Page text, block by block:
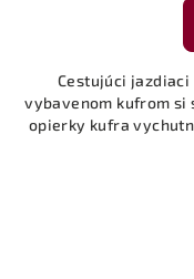
Cestujúci
vybavenom kufrom si
opierky kufra